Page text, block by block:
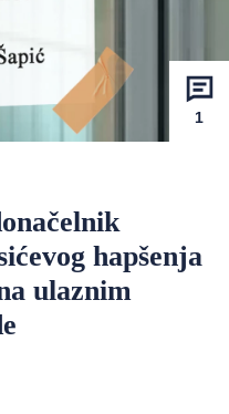
1
hapšenja
ulaznim